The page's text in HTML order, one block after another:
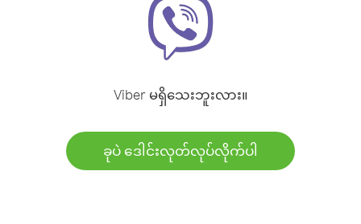
Viber မရှိသေးဘူးလား။
ခုပဲ ဒေါင်းလုတ်လုပ်လိုက်ပါ